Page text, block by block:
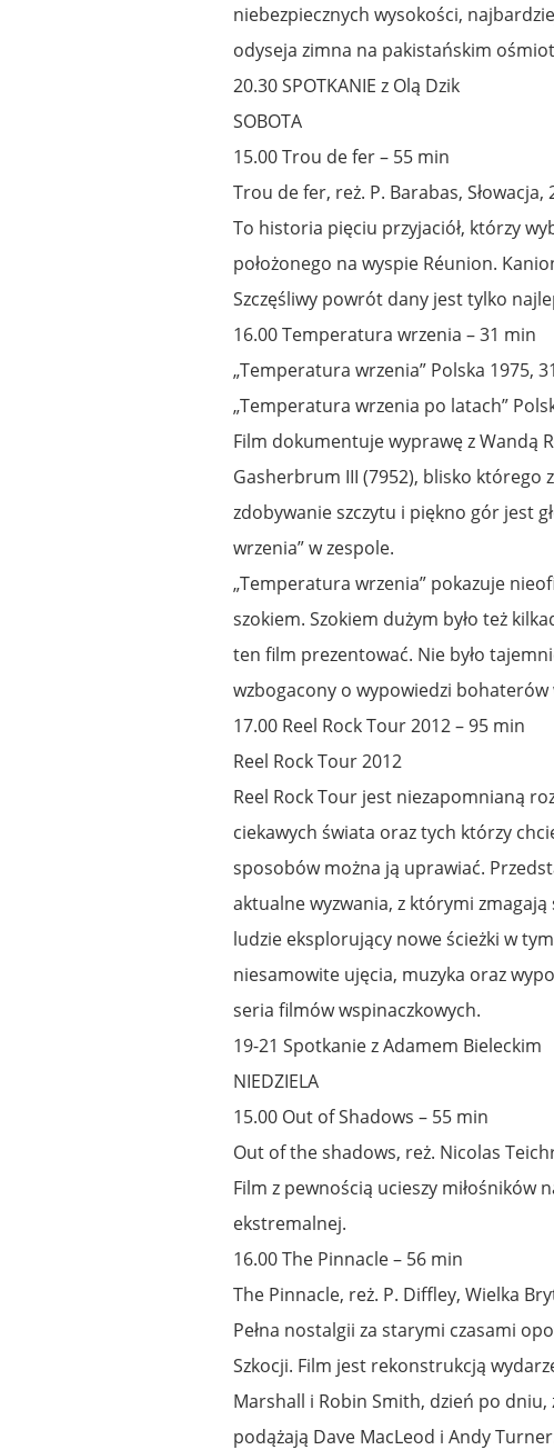
niebezpiecznych wysokości,
odyseja zimna na pakistańskim
20.30 SPOTKANIE z Olą Dzik
SOBOTA
15.00 Trou de fer – 55 min
Trou de fer, reż. P. Barabas, Słowacja,
To historia pięciu przyjaciół, którzy
położonego na wyspie Réunion.
Szczęśliwy powrót dany jest tylko
16.00 Temperatura wrzenia – 31 min
„Temperatura wrzenia” Polska 1975,
„Temperatura wrzenia po latach”
Film dokumentuje wyprawę z Wandą
Gasherbrum III (7952), blisko którego
zdobywanie szczytu i piękno gór jest
wrzenia” w zespole.
„Temperatura wrzenia” pokazuje
szokiem. Szokiem dużym było też
ten film prezentować. Nie było
wzbogacony o wypowiedzi
17.00 Reel Rock Tour 2012 – 95 min
Reel Rock Tour 2012
Reel Rock Tour jest niezapomnianą
ciekawych świata oraz tych którzy
sposobów można ją uprawiać.
aktualne wyzwania, z którymi zmagają
ludzie eksplorujący nowe ścieżki w
niesamowite ujęcia, muzyka oraz
seria filmów wspinaczkowych.
19-21 Spotkanie z Adamem Bieleckim
NIEDZIELA
15.00 Out of Shadows – 55 min
Out of the shadows, reż. Nicolas
Film z pewnością ucieszy miłośników
ekstremalnej.
16.00 The Pinnacle – 56 min
The Pinnacle, reż. P. Diffley, Wielka
Pełna nostalgii za starymi czasami
Szkocji. Film jest rekonstrukcją
Marshall i Robin Smith, dzień po
podążają Dave MacLeod i Andy